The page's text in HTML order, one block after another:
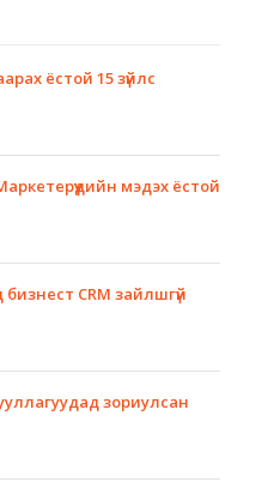
ёстой 15 зүйлс
мэдэх ёстой
CRM зайлшгүй
зориулсан